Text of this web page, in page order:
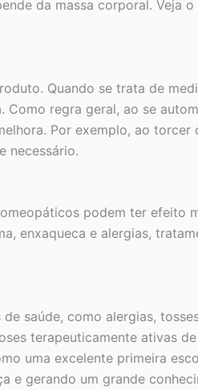
da massa corporal. Veja
Quando se trata de
regra geral, ao se
Por exemplo, ao
necessário.
podem ter efeito
enxaqueca e alergias,
saúde, como alergias,
terapeuticamente ativas
uma excelente primeira
e gerando um grande